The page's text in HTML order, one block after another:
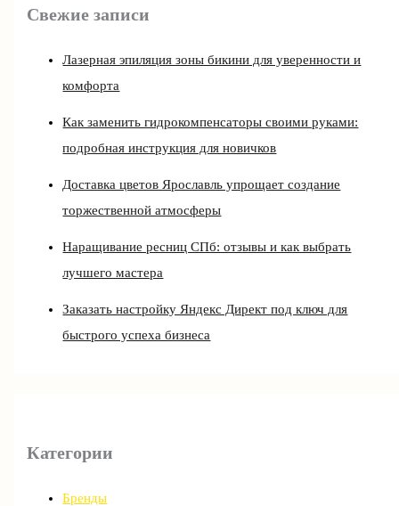
Свежие записи
Лазерная эпиляция зоны бикини для уверенности и
комфорта
Как заменить гидрокомпенсаторы своими руками:
подробная инструкция для новичков
Доставка цветов Ярославль упрощает создание
торжественной атмосферы
Наращивание ресниц СПб: отзывы и как выбрать
лучшего мастера
Заказать настройку Яндекс Директ под ключ для
быстрого успеха бизнеса
Категории
Бренды